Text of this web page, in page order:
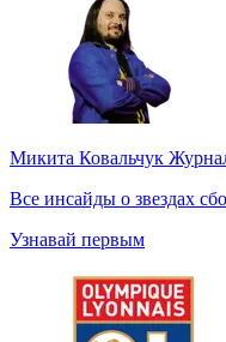
Микита Ковальчук
Все инсайды о звездах
Узнавай первым